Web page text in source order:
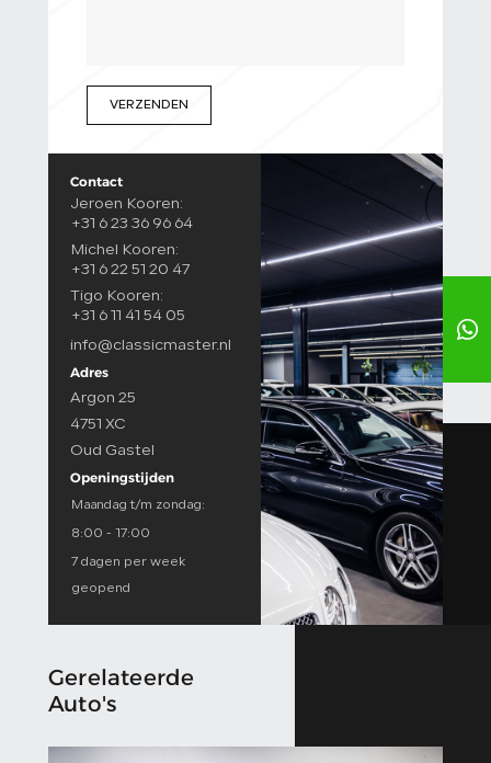
VERZENDEN
Contact
Jeroen Kooren:
+31 6 23 36 96 64
Michel Kooren:
+31 6 22 51 20 47
Tigo Kooren:
+31 6 11 41 54 05
info@classicmaster.nl
Adres
Argon 25
4751 XC
Oud Gastel
Openingstijden
Maandag t/m zondag:
8:00 - 17:00
7 dagen per week
geopend
Gerelateerde
Auto's